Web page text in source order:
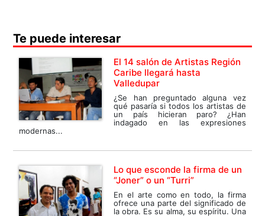
Te puede interesar
El 14 salón de Artistas Región
Caribe llegará hasta
Valledupar
¿Se han preguntado alguna vez
qué pasaría si todos los artistas de
un país hicieran paro? ¿Han
indagado en las expresiones
modernas...
Lo que esconde la firma de un
“Joner” o un “Turri”
En el arte como en todo, la firma
ofrece una parte del significado de
la obra. Es su alma, su espíritu. Una